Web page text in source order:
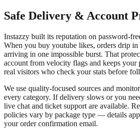
Safe Delivery & Account
Instazzy built its reputation on password-
When you buy youtube likes, orders drip in
arriving in one impossible burst. That
account from velocity flags and keeps
real visitors who check your stats before
We use quality-focused sources and
every category. If delivery slows or you
live chat and ticket support are available.
policies vary by package type — details
your order confirmation email.